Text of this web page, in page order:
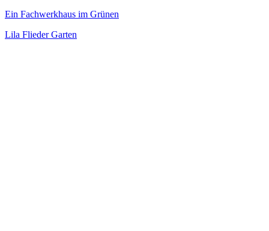
Ein Fachwerkhaus im Grünen
Lila Flieder Garten